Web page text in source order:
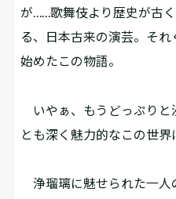
が……歌舞伎より歴史が古
る、日本古来の演芸。そ
始めたこの物語。
いやぁ、もうどっぷりと
とも深く魅力的なこの世界
浄瑠璃に魅せられた一人